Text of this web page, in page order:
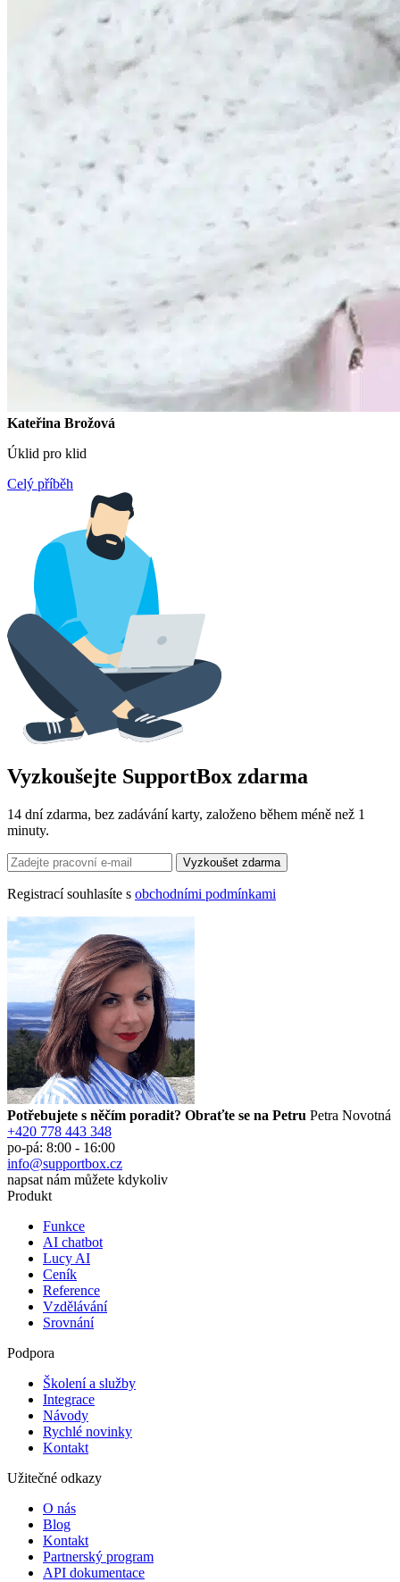
Kateřina Brožová
Úklid pro klid
Celý příběh
Vyzkoušejte SupportBox zdarma
14 dní zdarma, bez zadávání karty, založeno během méně než 1
minuty.
Registrací souhlasíte s obchodními podmínkami
Potřebujete s něčím poradit? Obraťte se na Petru Petra Novotná
+420 778 443 348
po-pá: 8:00 - 16:00
info@supportbox.cz
napsat nám můžete kdykoliv
Produkt
Funkce
AI chatbot
Lucy AI
Ceník
Reference
Vzdělávání
Srovnání
Podpora
Školení a služby
Integrace
Návody
Rychlé novinky
Kontakt
Užitečné odkazy
O nás
Blog
Kontakt
Partnerský program
API dokumentace